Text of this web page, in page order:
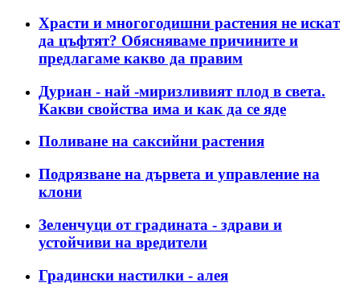
Храсти и многогодишни растения не искат
да цъфтят? Обясняваме причините и
предлагаме какво да правим
Дуриан - най -миризливият плод в света.
Какви свойства има и как да се яде
Поливане на саксийни растения
Подрязване на дървета и управление на
клони
Зеленчуци от градината - здрави и
устойчиви на вредители
Градински настилки - алея